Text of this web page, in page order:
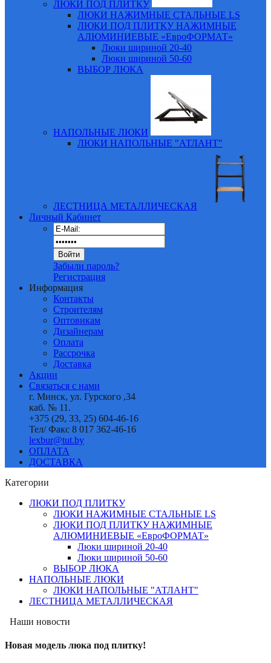
ЛЮКИ ПОД ПЛИТКУ
ЛЮКИ НАЖИМНЫЕ СТАЛЬНЫЕ LS
ЛЮКИ ПОД ПЛИТКУ НАЖИМНЫЕ
АЛЮМИНИЕВЫЕ «ЕвроФОРМАТ»
Люки шириной 20-40
Люки шириной 50-60
ВЫБОР ЛЮКА
НАПОЛЬНЫЕ ЛЮКИ
ЛЮКИ НАПОЛЬНЫЕ "АТЛАНТ"
ЛЕСТНИЦА МЕТАЛЛИЧЕСКАЯ
Личный Кабинет
Забыли пароль?
Регистрация
Информация
Контакты
Строителям
Оптовикам
Дизайнерам
Оплата
Рассрочка
Доставка
Акции
Связаться с нами
г. Минск, ул. Гурского ,34
каб. № 11.
+375 (29, 33, 25) 604-46-16
Тел/ Факс 8 017 362-46-16
lexbur@tut.by
ОПЛАТА
ДОСТАВКА
Категории
ЛЮКИ ПОД ПЛИТКУ
ЛЮКИ НАЖИМНЫЕ СТАЛЬНЫЕ LS
ЛЮКИ ПОД ПЛИТКУ НАЖИМНЫЕ
АЛЮМИНИЕВЫЕ «ЕвроФОРМАТ»
Люки шириной 20-40
Люки шириной 50-60
ВЫБОР ЛЮКА
НАПОЛЬНЫЕ ЛЮКИ
ЛЮКИ НАПОЛЬНЫЕ "АТЛАНТ"
ЛЕСТНИЦА МЕТАЛЛИЧЕСКАЯ
Наши новости
Новая модель люка под плитку!